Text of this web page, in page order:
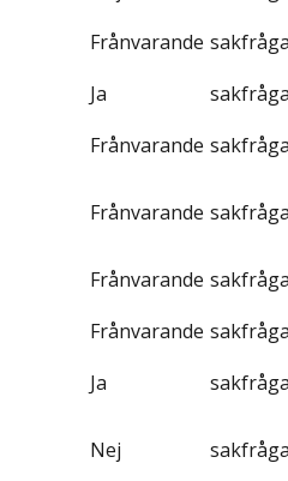
Frånvarande
Ja
Frånvarande
Frånvarande
Frånvarande
Frånvarande
Ja
Nej